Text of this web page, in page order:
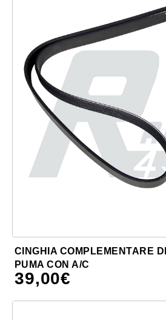
CINGHIA COMPLEMENTARE
PUMA CON A/C
39,00€